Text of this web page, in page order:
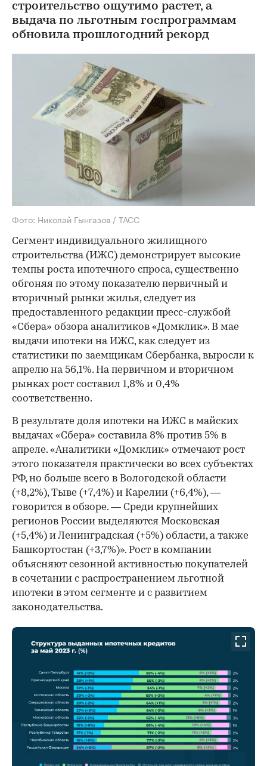
строительство ощутимо растет, а
выдача по льготным госпрограммам
обновила прошлогодний рекорд
Фото: Николай Гынгазов / ТАСС
Сегмент индивидуального жилищного
строительства (ИЖС) демонстрирует высокие
темпы роста ипотечного спроса, существенно
обгоняя по этому показателю первичный и
вторичный рынки жилья, следует из
предоставленного редакции пресс-службой
«Сбера» обзора аналитиков «Домклик». В мае
выдачи ипотеки на ИЖС, как следует из
статистики по заемщикам Сбербанка, выросли к
апрелю на 56,1%. На первичном и вторичном
рынках рост составил 1,8% и 0,4%
соответственно.
В результате доля ипотеки на ИЖС в майских
выдачах «Сбера» составила 8% против 5% в
апреле. «Аналитики «Домклик» отмечают рост
этого показателя практически во всех субъектах
РФ, но больше всего в Вологодской области
(+8,2%), Тыве (+7,4%) и Карелии (+6,4%), —
говорится в обзоре. — Среди крупнейших
регионов России выделяются Московская
(+5,4%) и Ленинградская (+5%) области, а также
Башкортостан (+3,7%)». Рост в компании
объясняют сезонной активностью покупателей
в сочетании с распространением льготной
ипотеки в этом сегменте и с развитием
законодательства.